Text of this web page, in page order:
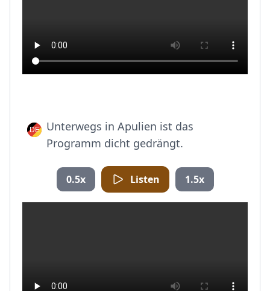
Unterwegs in Apulien ist das
Programm dicht gedrängt.
0.5x Listen 1.5x